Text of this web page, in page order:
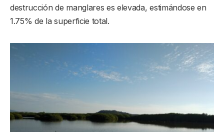
destrucción de manglares es elevada, estimándose en
1.75% de la superficie total.